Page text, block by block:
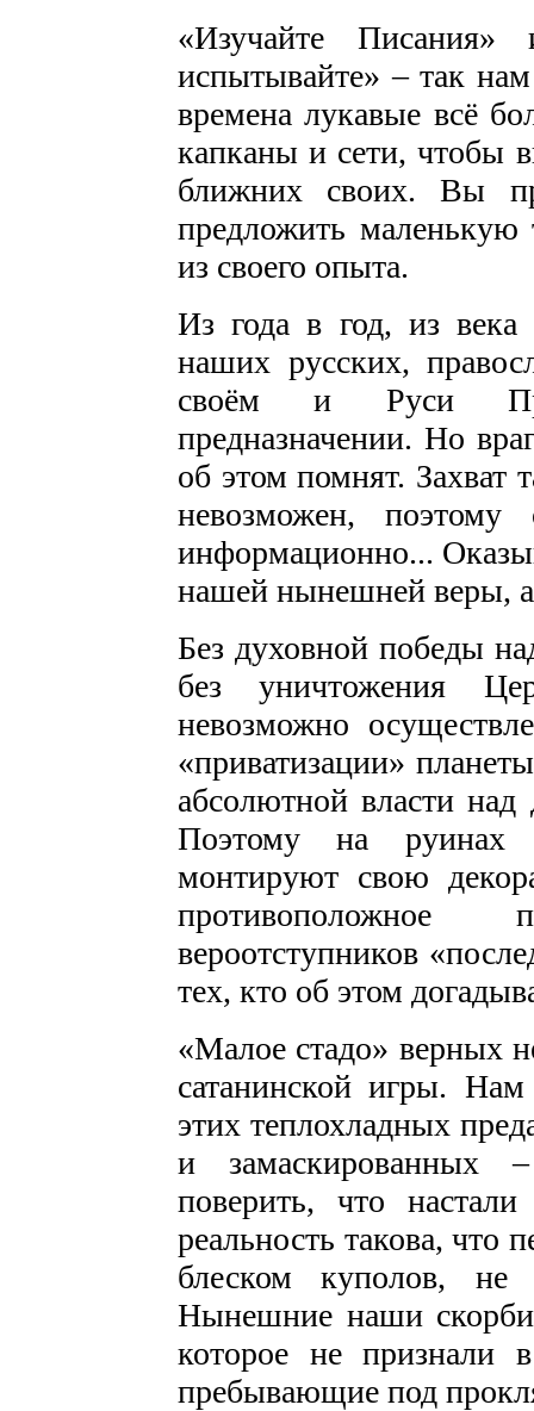
«Изучайте
испытывайте» – так
времена лукавые всё
капканы и сети, чтобы
ближних своих. Вы
предложить
из своего опыта.
Из года в год, из века
наших русских,
своём и Руси
предназначении. Но
об этом помнят. Захват
невозможен, поэтому
информационно...
нашей нынешней веры, а
Без духовной победы
без уничтожения
невозможно
«приватизации»
абсолютной власти
Поэтому на руинах
монтируют свою
противоположное
вероотступников
тех, кто об этом
«Малое стадо» верных
сатанинской игры.
этих теплохладных
и замаскированных
поверить, что
реальность такова, что
блеском куполов, не
Нынешние наши
которое не признали
пребывающие под